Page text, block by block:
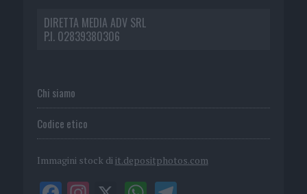
DIRETTA MEDIA ADV SRL
P.I. 02839380306
Chi siamo
Codice etico
Immagini stock di it.depositphotos.com